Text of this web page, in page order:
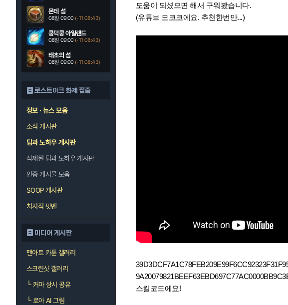
몬테 섬
08일 09:00 (-11:08:42)
쿵덕쿵 아일랜드
08일 09:00 (-11:08:42)
태초의 섬
08일 09:00 (-11:08:42)
로스트아크 화제 집중
정보 · 뉴스 모음
소식 게시판
팁과 노하우 게시판
삭제된 팁과 노하우 게시판
인증 게시물 모음
SOOP 게시판
치지직 팟벤
미디어 게시판
팬아트 카툰 갤러리
스크린샷 갤러리
└커마 상시 공유
└로아 AI 그림
도움이 되셨으면 해서 구워봤습니다.
(유튜브 모코코에요. 추천한번만...)
스킬코드에요!